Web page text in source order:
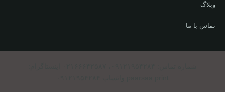
وبلاگ
تماس با ما